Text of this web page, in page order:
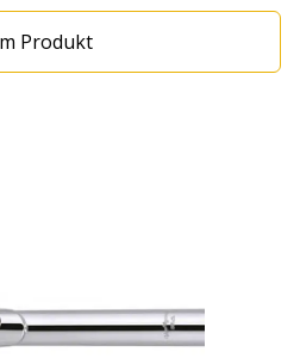
Klappenanordnung
versilbert
Sterling Silber Mechanik
Produkt